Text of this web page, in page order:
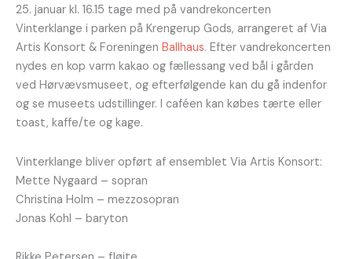
25. januar kl. 16.15 tage med på vandrekoncerten
Vinterklange i parken på Krengerup Gods, arrangeret af Via
Artis Konsort & Foreningen Ballhaus. Efter vandrekoncerten
nydes en kop varm kakao og fællessang ved bål i gården
ved Hørvævsmuseet, og efterfølgende kan du gå indenfor
og se museets udstillinger. I caféen kan købes tærte eller
toast, kaffe/te og kage.
Vinterklange bliver opført af ensemblet Via Artis Konsort:
Mette Nygaard – sopran
Christina Holm – mezzosopran
Jonas Kohl – baryton